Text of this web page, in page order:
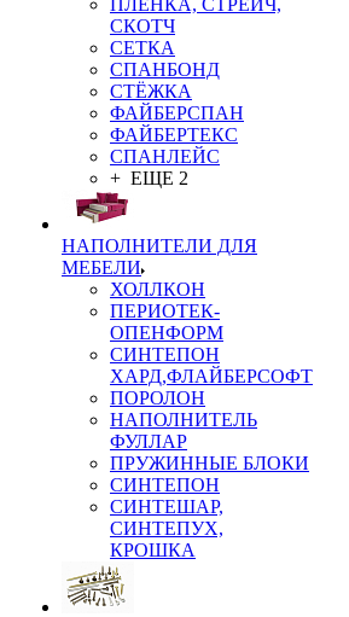
ПЛЁНКА, СТРЕЙЧ,
СКОТЧ
СЕТКА
СПАНБОНД
СТЁЖКА
ФАЙБЕРСПАН
ФАЙБЕРТЕКС
СПАНЛЕЙС
+ ЕЩЕ 2
НАПОЛНИТЕЛИ ДЛЯ
МЕБЕЛИ
ХОЛЛКОН
ПЕРИОТЕК-
ОПЕНФОРМ
СИНТЕПОН
ХАРД,ФЛАЙБЕРСОФТ
ПОРОЛОН
НАПОЛНИТЕЛЬ
ФУЛЛАР
ПРУЖИННЫЕ БЛОКИ
СИНТЕПОН
СИНТЕШАР,
СИНТЕПУХ,
КРОШКА